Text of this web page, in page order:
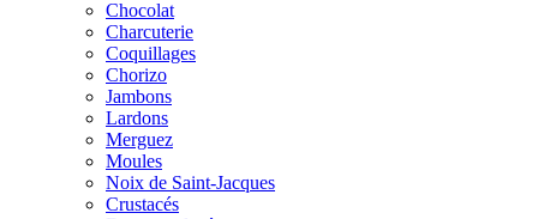
Chocolat
Charcuterie
Coquillages
Chorizo
Jambons
Lardons
Merguez
Moules
Noix de Saint-Jacques
Crustacés